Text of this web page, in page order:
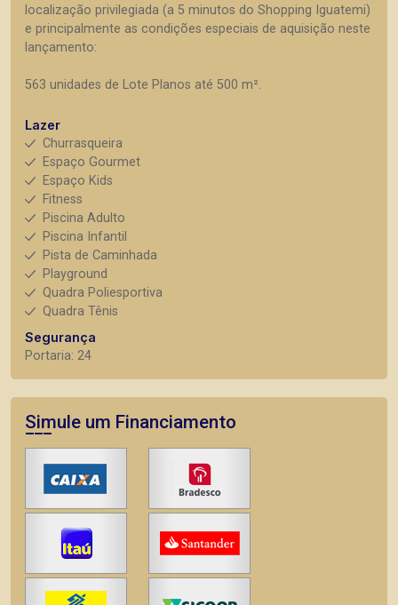
localização privilegiada (a 5 minutos do Shopping Iguatemi)
e principalmente as condições especiais de aquisição neste
lançamento:
563 unidades de Lote Planos até 500 m².
Lazer
Churrasqueira
Espaço Gourmet
Espaço Kids
Fitness
Piscina Adulto
Piscina Infantil
Pista de Caminhada
Playground
Quadra Poliesportiva
Quadra Tênis
Segurança
Portaria: 24
Simule um Financiamento